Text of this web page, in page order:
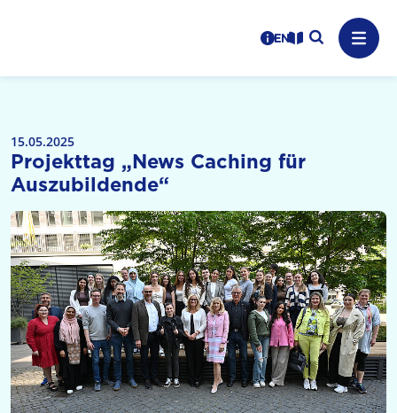
Logo: LPR Medienanstalt Hessen, Claim: Medien,
Benutzerhinweise
informations in
Leichte Sprache
Suche
15.05.2025
Projekttag „News Caching für
Auszubildende“